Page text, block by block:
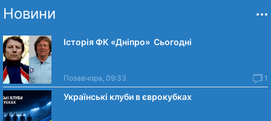
Новини
Історія ФК «Дніпро» Сьогодні
Позавчора, 09:33 1
Українські клуби в єврокубках